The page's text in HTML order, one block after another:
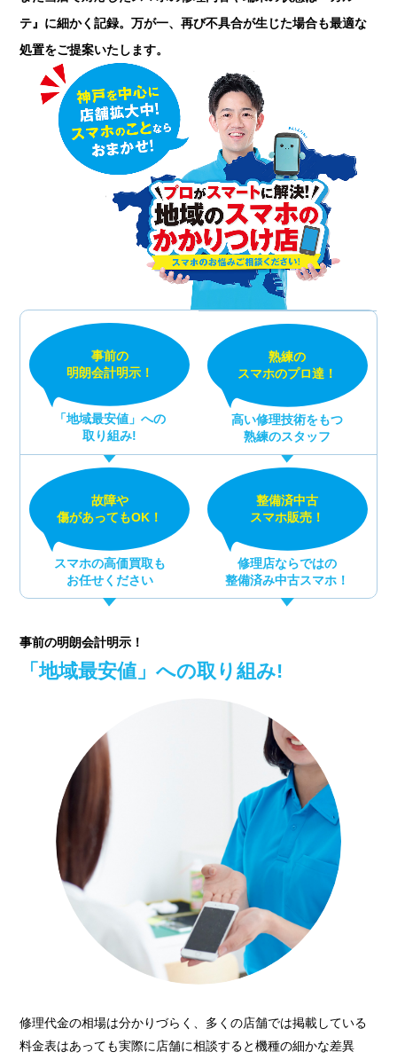
テ』に細かく記録。万が一、再び不具合が生じた場合も最適な
処置をご提案いたします。
事前の
明朗会計明示！
「地域最安値」への
取り組み!
熟練の
スマホのプロ達！
高い修理技術をもつ
熟練のスタッフ
故障や
傷があってもOK！
スマホの高価買取も
お任せください
整備済中古
スマホ販売！
修理店ならではの
整備済み中古スマホ！
事前の明朗会計明示！
「地域最安値」への取り組み!
修理代金の相場は分かりづらく、多くの店舗では掲載している
料金表はあっても実際に店舗に相談すると機種の細かな差異